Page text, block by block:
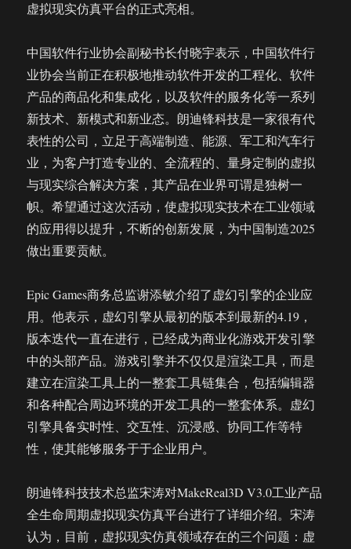
虚拟现实仿真平台的正式亮相。
中国软件行业协会副秘书长付晓宇表示，中国软件行
业协会当前正在积极地推动软件开发的工程化、软件
产品的商品化和集成化，以及软件的服务化等一系列
新技术、新模式和新业态。朗迪锋科技是一家很有代
表性的公司，立足于高端制造、能源、军工和汽车行
业，为客户打造专业的、全流程的、量身定制的虚拟
与现实综合解决方案，其产品在业界可谓是独树一
帜。希望通过这次活动，使虚拟现实技术在工业领域
的应用得以提升，不断的创新发展，为中国制造2025
做出重要贡献。
Epic Games商务总监谢添敏介绍了虚幻引擎的企业应
用。他表示，虚幻引擎从最初的版本到最新的4.19，
版本迭代一直在进行，已经成为商业化游戏开发引擎
中的头部产品。游戏引擎并不仅仅是渲染工具，而是
建立在渲染工具上的一整套工具链集合，包括编辑器
和各种配合周边环境的开发工具的一整套体系。虚幻
引擎具备实时性、交互性、沉浸感、协同工作等特
性，使其能够服务于于企业用户。
朗迪锋科技技术总监宋涛对MakeReal3D V3.0工业产品
全生命周期虚拟现实仿真平台进行了详细介绍。宋涛
认为，目前，虚拟现实仿真领域存在的三个问题：虚